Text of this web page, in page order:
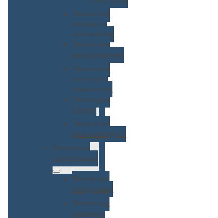
Эвакуация
легкового
автомобиля
Эвакуация
внедорожника
Эвакуация
грузового
транспорта
Эвакуация
Газели
Эвакуация
микроавтобуса
Перевозка
спецтехники
Перевозка
погрузчика
Перевозка
трактора